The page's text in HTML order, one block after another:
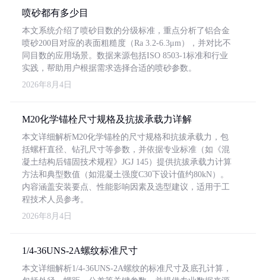
喷砂都有多少目
本文系统介绍了喷砂目数的分级标准，重点分析了铝合金
喷砂200目对应的表面粗糙度（Ra 3.2-6.3μm），并对比不
同目数的应用场景。数据来源包括ISO 8503-1标准和行业
实践，帮助用户根据需求选择合适的喷砂参数。
2026年8月4日
M20化学锚栓尺寸规格及抗拔承载力详解
本文详细解析M20化学锚栓的尺寸规格和抗拔承载力，包
括螺杆直径、钻孔尺寸等参数，并依据专业标准（如《混
凝土结构后锚固技术规程》JGJ 145）提供抗拔承载力计算
方法和典型数值（如混凝土强度C30下设计值约80kN）。
内容涵盖安装要点、性能影响因素及选型建议，适用于工
程技术人员参考。
2026年8月4日
1/4-36UNS-2A螺纹标准尺寸
本文详细解析1/4-36UNS-2A螺纹的标准尺寸及底孔计算，